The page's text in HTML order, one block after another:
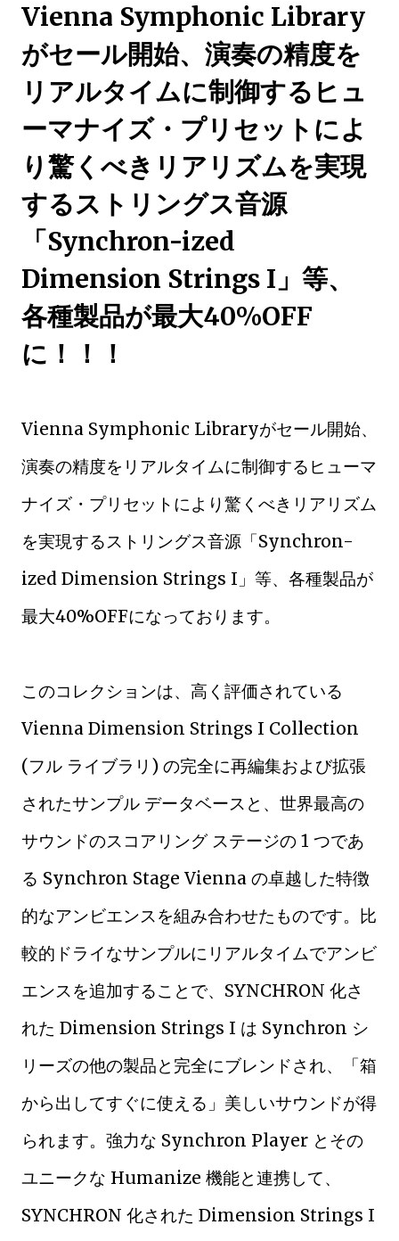
Vienna Symphonic Library
がセール開始、演奏の精度を
リアルタイムに制御するヒュ
ーマナイズ・プリセットによ
り驚くべきリアリズムを実現
するストリングス音源
「Synchron-ized
Dimension Strings I」等、
各種製品が最大40%OFF
に！！！
Vienna Symphonic Libraryがセール開始、
演奏の精度をリアルタイムに制御するヒューマ
ナイズ・プリセットにより驚くべきリアリズム
を実現するストリングス音源「Synchron-
ized Dimension Strings I」等、各種製品が
最大40%OFFになっております。
このコレクションは、高く評価されている
Vienna Dimension Strings I Collection
(フル ライブラリ) の完全に再編集および拡張
されたサンプル データベースと、世界最高の
サウンドのスコアリング ステージの 1 つであ
る Synchron Stage Vienna の卓越した特徴
的なアンビエンスを組み合わせたものです。比
較的ドライなサンプルにリアルタイムでアンビ
エンスを追加することで、SYNCHRON 化さ
れた Dimension Strings I は Synchron シ
リーズの他の製品と完全にブレンドされ、「箱
から出してすぐに使える」美しいサウンドが得
られます。強力な Synchron Player とその
ユニークな Humanize 機能と連携して、
SYNCHRON 化された Dimension Strings I